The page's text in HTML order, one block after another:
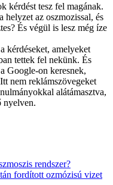
kérdést tesz fel magának.
helyzet az oszmozissal, és
És végül is lesz még íze
kérdéseket, amelyeket
tettek fel nekünk. És
Google-on keresnek,
nem reklámszövegeket
alátámasztva,
nyelven.
rendszer?
fordított ozmózisú vizet